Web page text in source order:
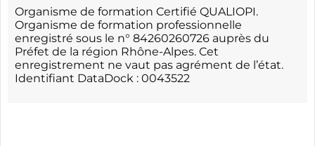
Organisme de formation Certifié QUALIOPI.
Organisme de formation professionnelle
enregistré sous le n° 84260260726 auprès du
Préfet de la région Rhône-Alpes. Cet
enregistrement ne vaut pas agrément de l’état.
Identifiant DataDock : 0043522